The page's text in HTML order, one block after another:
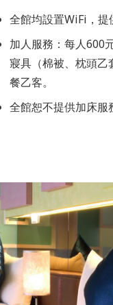
全館均設置WiFi，提
加人服務：每人600
寢具（棉被、枕頭乙
餐乙客。
全館恕不提供加床服